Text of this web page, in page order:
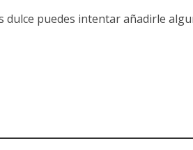
dulce puedes intentar añadirle